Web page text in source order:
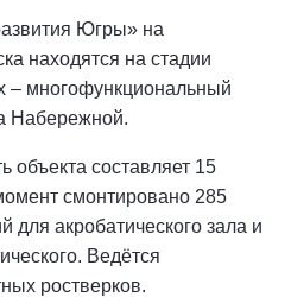
Югры» на
находятся на стадии
– многофункциональный
Набережной.
объекта составляет 15
смонтировано 285
для акробатического зала и
Ведётся
ростверков.